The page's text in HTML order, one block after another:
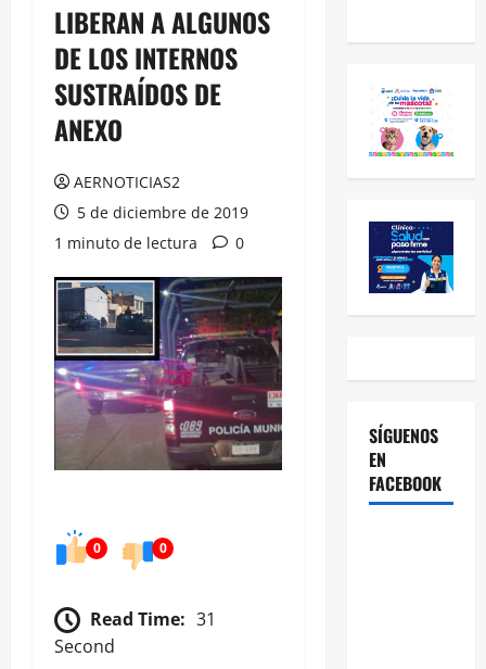
LIBERAN A ALGUNOS
DE LOS INTERNOS
SUSTRAÍDOS DE
ANEXO
AERNOTICIAS2
5 de diciembre de 2019
1 minuto de lectura
0
0 0
Read Time: 31
Second
SÍGUENOS
EN
FACEBOOK